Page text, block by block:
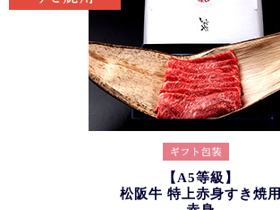
【A5等級】
松阪牛 特上赤身すき焼用